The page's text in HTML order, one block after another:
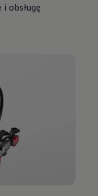
i obsługę